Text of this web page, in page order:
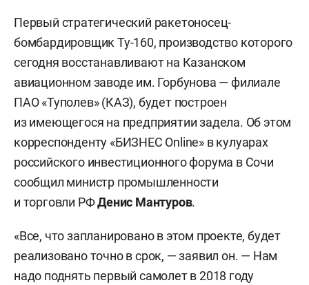
Первый стратегический ракетоносец-
бомбардировщик Ту-160, производство которого
сегодня восстанавливают на Казанском
авиационном заводе им. Горбунова — филиале
ПАО «Туполев» (КАЗ), будет построен
из имеющегося на предприятии задела. Об этом
корреспонденту «БИЗНЕС Online» в кулуарах
российского инвестиционного форума в Сочи
сообщил министр промышленности
и торговли РФДенис Мантуров.
«Все, что запланировано в этом проекте, будет
реализовано точно в срок, — заявил он. — Нам
надо поднять первый самолет в 2018 году